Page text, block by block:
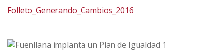
Folleto_Generando_Cambios_2016